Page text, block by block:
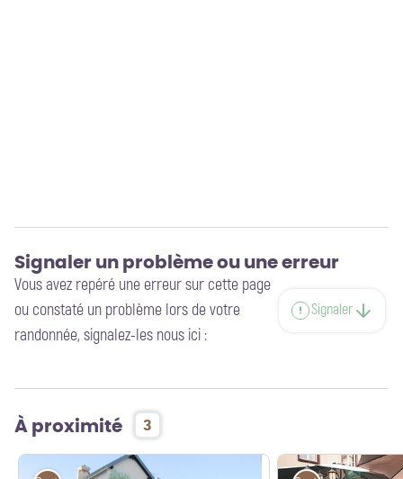
Signaler un problème ou une erreur
Vous avez repéré une erreur sur cette page
ou constaté un problème lors de votre
randonnée, signalez-les nous ici :
Signaler
À proximité 3